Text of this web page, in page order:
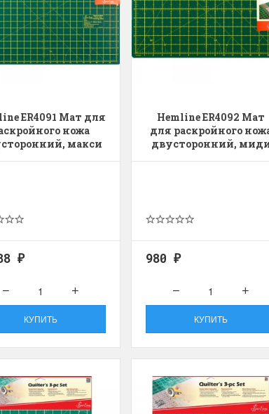
ER4091 Мат для
ножа
макси
₽
КУПИТЬ
Hemline ER4092 Мат
для раскройного
двусторонний,
980 ₽
КУПИТЬ